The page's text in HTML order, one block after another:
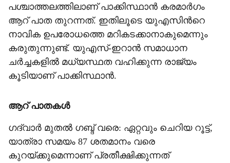
പശ്ചാത്തലത്തിലാണ് പാക്കിസ്ഥാന്‍ കരമാര്‍ഗം
ആറ് പാത തുറന്നത്. ഇതിലൂടെ യുഎസിന്‍റെ
നാവിക ഉപരോധത്തെ മറികടക്കാനാകുമെന്നും
കരുതുന്നുണ്ട്. യുഎസ്-ഇറാന്‍ സമാധാന
ചര്‍ച്ചകളില്‍ മധ്യസ്ഥത വഹിക്കുന്ന രാജ്യം
കൂടിയാണ് പാക്കിസ്ഥാന്‍.
ആറ് പാതകള്‍
ഗദ്വാര്‍ മുതല്‍ ഗബ്ദ് വരെ: ഏറ്റവും ചെറിയ റൂട്ട്,
യാത്രാ സമയം 87 ശതമാനം വരെ
കുറയ്ക്കുമെന്നാണ് പ്രതീക്ഷിക്കുന്നത്